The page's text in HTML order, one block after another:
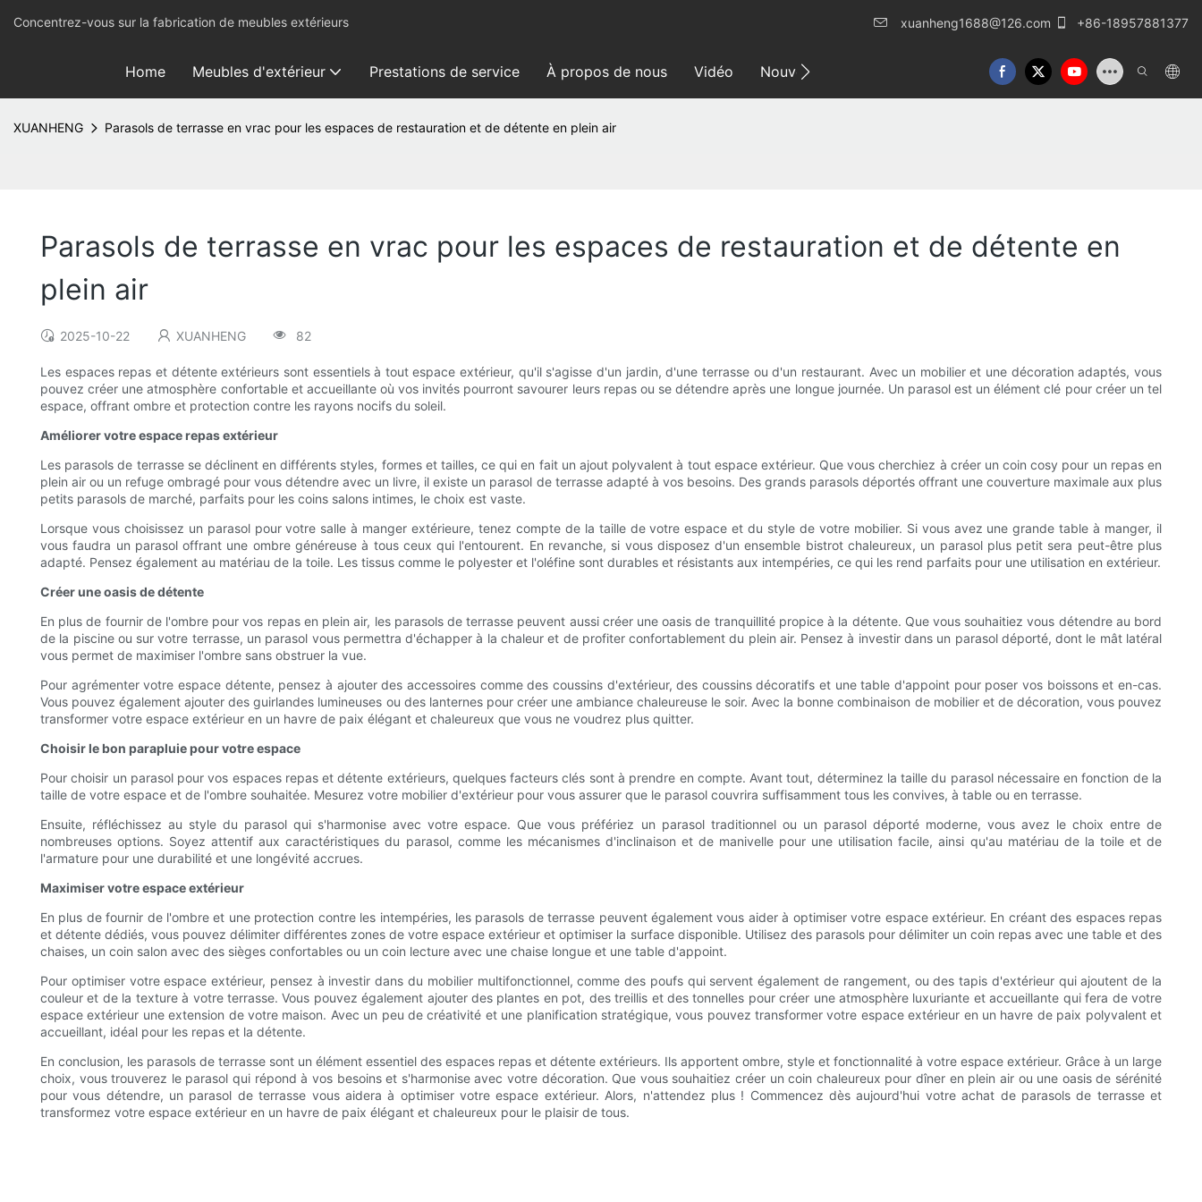
Concentrez-vous sur la fabrication de meubles extérieurs xuanheng1688@126.com +86-18957881377
Home Meubles d'extérieur Prestations de service À propos de nous Vidéo Nouvelles
XUANHENG Parasols de terrasse en vrac pour les espaces de restauration et de détente en plein air
Parasols de terrasse en vrac pour les espaces de restauration et de détente en
plein air
2025-10-22 XUANHENG 82
Les espaces repas et détente extérieurs sont essentiels à tout espace extérieur, qu'il s'agisse d'un jardin, d'une terrasse ou d'un restaurant. Avec un mobilier et une décoration adaptés, vous
pouvez créer une atmosphère confortable et accueillante où vos invités pourront savourer leurs repas ou se détendre après une longue journée. Un parasol est un élément clé pour créer un tel
espace, offrant ombre et protection contre les rayons nocifs du soleil.
Améliorer votre espace repas extérieur
Les parasols de terrasse se déclinent en différents styles, formes et tailles, ce qui en fait un ajout polyvalent à tout espace extérieur. Que vous cherchiez à créer un coin cosy pour un repas en
plein air ou un refuge ombragé pour vous détendre avec un livre, il existe un parasol de terrasse adapté à vos besoins. Des grands parasols déportés offrant une couverture maximale aux plus
petits parasols de marché, parfaits pour les coins salons intimes, le choix est vaste.
Lorsque vous choisissez un parasol pour votre salle à manger extérieure, tenez compte de la taille de votre espace et du style de votre mobilier. Si vous avez une grande table à manger, il
vous faudra un parasol offrant une ombre généreuse à tous ceux qui l'entourent. En revanche, si vous disposez d'un ensemble bistrot chaleureux, un parasol plus petit sera peut-être plus
adapté. Pensez également au matériau de la toile. Les tissus comme le polyester et l'oléfine sont durables et résistants aux intempéries, ce qui les rend parfaits pour une utilisation en extérieur.
Créer une oasis de détente
En plus de fournir de l'ombre pour vos repas en plein air, les parasols de terrasse peuvent aussi créer une oasis de tranquillité propice à la détente. Que vous souhaitiez vous détendre au bord
de la piscine ou sur votre terrasse, un parasol vous permettra d'échapper à la chaleur et de profiter confortablement du plein air. Pensez à investir dans un parasol déporté, dont le mât latéral
vous permet de maximiser l'ombre sans obstruer la vue.
Pour agrémenter votre espace détente, pensez à ajouter des accessoires comme des coussins d'extérieur, des coussins décoratifs et une table d'appoint pour poser vos boissons et en-cas.
Vous pouvez également ajouter des guirlandes lumineuses ou des lanternes pour créer une ambiance chaleureuse le soir. Avec la bonne combinaison de mobilier et de décoration, vous pouvez
transformer votre espace extérieur en un havre de paix élégant et chaleureux que vous ne voudrez plus quitter.
Choisir le bon parapluie pour votre espace
Pour choisir un parasol pour vos espaces repas et détente extérieurs, quelques facteurs clés sont à prendre en compte. Avant tout, déterminez la taille du parasol nécessaire en fonction de la
taille de votre espace et de l'ombre souhaitée. Mesurez votre mobilier d'extérieur pour vous assurer que le parasol couvrira suffisamment tous les convives, à table ou en terrasse.
Ensuite, réfléchissez au style du parasol qui s'harmonise avec votre espace. Que vous préfériez un parasol traditionnel ou un parasol déporté moderne, vous avez le choix entre de
nombreuses options. Soyez attentif aux caractéristiques du parasol, comme les mécanismes d'inclinaison et de manivelle pour une utilisation facile, ainsi qu'au matériau de la toile et de
l'armature pour une durabilité et une longévité accrues.
Maximiser votre espace extérieur
En plus de fournir de l'ombre et une protection contre les intempéries, les parasols de terrasse peuvent également vous aider à optimiser votre espace extérieur. En créant des espaces repas
et détente dédiés, vous pouvez délimiter différentes zones de votre espace extérieur et optimiser la surface disponible. Utilisez des parasols pour délimiter un coin repas avec une table et des
chaises, un coin salon avec des sièges confortables ou un coin lecture avec une chaise longue et une table d'appoint.
Pour optimiser votre espace extérieur, pensez à investir dans du mobilier multifonctionnel, comme des poufs qui servent également de rangement, ou des tapis d'extérieur qui ajoutent de la
couleur et de la texture à votre terrasse. Vous pouvez également ajouter des plantes en pot, des treillis et des tonnelles pour créer une atmosphère luxuriante et accueillante qui fera de votre
espace extérieur une extension de votre maison. Avec un peu de créativité et une planification stratégique, vous pouvez transformer votre espace extérieur en un havre de paix polyvalent et
accueillant, idéal pour les repas et la détente.
En conclusion, les parasols de terrasse sont un élément essentiel des espaces repas et détente extérieurs. Ils apportent ombre, style et fonctionnalité à votre espace extérieur. Grâce à un large
choix, vous trouverez le parasol qui répond à vos besoins et s'harmonise avec votre décoration. Que vous souhaitiez créer un coin chaleureux pour dîner en plein air ou une oasis de sérénité
pour vous détendre, un parasol de terrasse vous aidera à optimiser votre espace extérieur. Alors, n'attendez plus ! Commencez dès aujourd'hui votre achat de parasols de terrasse et
transformez votre espace extérieur en un havre de paix élégant et chaleureux pour le plaisir de tous.